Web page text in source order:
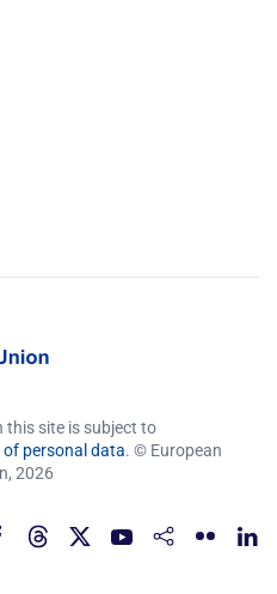
this site is subject to
personal data. © European
2026